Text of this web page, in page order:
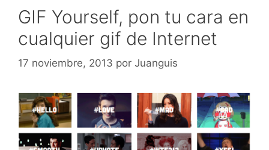
GIF Yourself, pon tu cara en
cualquier gif de Internet
17 noviembre, 2013 por Juanguis